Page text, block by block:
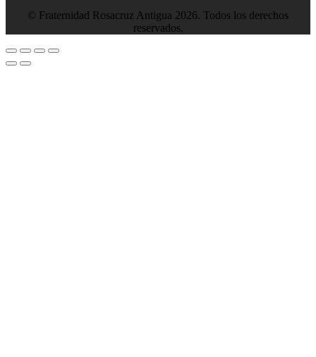
© Fraternidad Rosacruz Antigua 2026. Todos los derechos
reservados.